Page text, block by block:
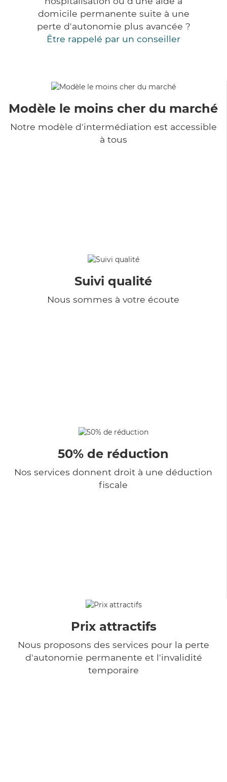
domicile permanente suite à une
perte d'autonomie plus avancée ?
Être rappelé par un conseiller
Modèle le moins cher du marché
Notre modèle d'intermédiation est accessible
à tous
Suivi qualité
Nous sommes à votre écoute
50% de réduction
Nos services donnent droit à une déduction
fiscale
Prix attractifs
Nous proposons des services pour la perte
d'autonomie permanente et l'invalidité
temporaire